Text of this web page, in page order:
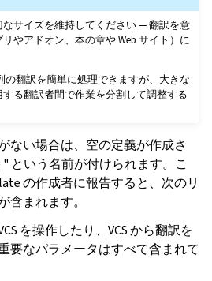
サイズを維持してください — 翻訳を意
やアドオン、本の章や Web サイト）に
の翻訳を簡単に処理できますが、大きな
る翻訳者間で作業を分割して調整する
ない場合は、空の定義が作成さ
" という名前が付けられます。こ
の作成者に報告すると、次のリ
含まれます。
を操作したり、VCS から翻訳を
要なパラメータはすべて含まれて